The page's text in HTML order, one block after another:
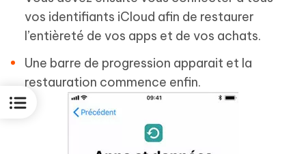
vos identifiants iCloud afin de restaurer
l’entièreté de vos apps et de vos achats.
Une barre de progression apparait et la
restauration commence enfin.